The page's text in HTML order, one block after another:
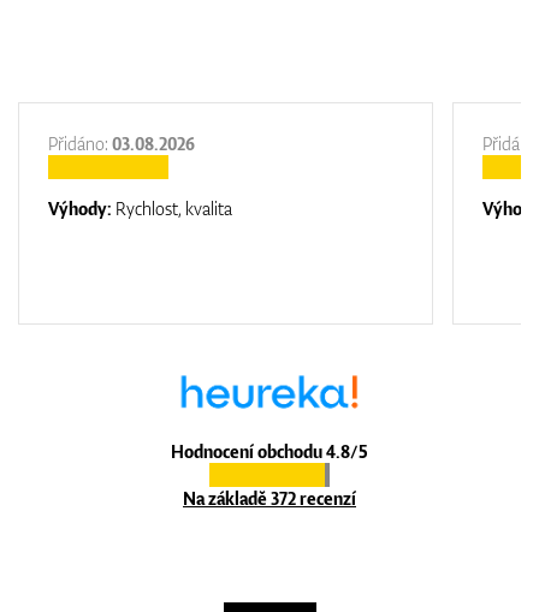
Hodnocení obchodu 4.8/5
Na základě 372 recenzí
Přidáno: 03.08.2026
Výhody: Rychlost, kvalita